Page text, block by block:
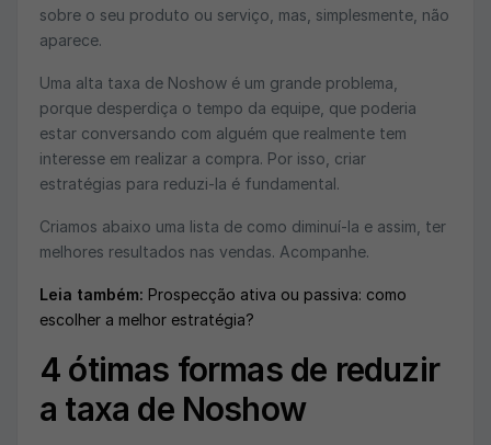
sobre o seu produto ou serviço, mas, simplesmente, não
aparece.
Uma alta taxa de Noshow é um grande problema,
porque desperdiça o tempo da equipe, que poderia
estar conversando com alguém que realmente tem
interesse em realizar a compra. Por isso, criar
estratégias para reduzi-la é fundamental.
Criamos abaixo uma lista de como diminuí-la e assim, ter
melhores resultados nas vendas. Acompanhe.
Leia também: Prospecção ativa ou passiva: como
escolher a melhor estratégia?
4 ótimas formas de reduzir
a taxa de Noshow